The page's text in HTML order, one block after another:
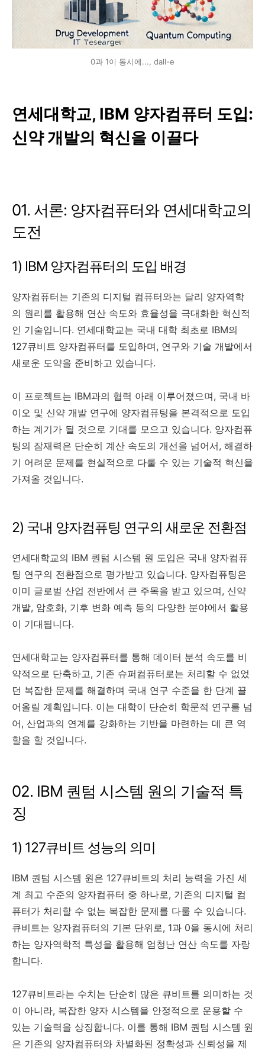
0과 1이 동시에..., dall-e
연세대학교, IBM 양자컴퓨터 도입:
신약 개발의 혁신을 이끌다
01. 서론: 양자컴퓨터와 연세대학교의
도전
1) IBM 양자컴퓨터의 도입 배경
양자컴퓨터는 기존의 디지털 컴퓨터와는 달리 양자역학
의 원리를 활용해 연산 속도와 효율성을 극대화한 혁신적
인 기술입니다. 연세대학교는 국내 대학 최초로 IBM의
127큐비트 양자컴퓨터를 도입하며, 연구와 기술 개발에서
새로운 도약을 준비하고 있습니다.
이 프로젝트는 IBM과의 협력 아래 이루어졌으며, 국내 바
이오 및 신약 개발 연구에 양자컴퓨팅을 본격적으로 도입
하는 계기가 될 것으로 기대를 모으고 있습니다. 양자컴퓨
팅의 잠재력은 단순히 계산 속도의 개선을 넘어서, 해결하
기 어려운 문제를 현실적으로 다룰 수 있는 기술적 혁신을
가져올 것입니다.
2) 국내 양자컴퓨팅 연구의 새로운 전환점
연세대학교의 IBM 퀀텀 시스템 원 도입은 국내 양자컴퓨
팅 연구의 전환점으로 평가받고 있습니다. 양자컴퓨팅은
이미 글로벌 산업 전반에서 큰 주목을 받고 있으며, 신약
개발, 암호화, 기후 변화 예측 등의 다양한 분야에서 활용
이 기대됩니다.
연세대학교는 양자컴퓨터를 통해 데이터 분석 속도를 비
약적으로 단축하고, 기존 슈퍼컴퓨터로는 처리할 수 없었
던 복잡한 문제를 해결하며 국내 연구 수준을 한 단계 끌
어올릴 계획입니다. 이는 대학이 단순히 학문적 연구를 넘
어, 산업과의 연계를 강화하는 기반을 마련하는 데 큰 역
할을 할 것입니다.
02. IBM 퀀텀 시스템 원의 기술적 특
징
1) 127큐비트 성능의 의미
IBM 퀀텀 시스템 원은 127큐비트의 처리 능력을 가진 세
계 최고 수준의 양자컴퓨터 중 하나로, 기존의 디지털 컴
퓨터가 처리할 수 없는 복잡한 문제를 다룰 수 있습니다.
큐비트는 양자컴퓨터의 기본 단위로, 1과 0을 동시에 처리
하는 양자역학적 특성을 활용해 엄청난 연산 속도를 자랑
합니다.
127큐비트라는 수치는 단순히 많은 큐비트를 의미하는 것
이 아니라, 복잡한 양자 시스템을 안정적으로 운용할 수
있는 기술력을 상징합니다. 이를 통해 IBM 퀀텀 시스템 원
은 기존의 양자컴퓨터와 차별화된 정확성과 신뢰성을 제